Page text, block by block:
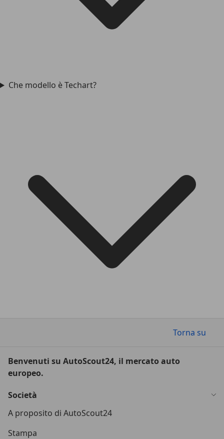
Che modello è Techart?
Torna su
Benvenuti su AutoScout24, il mercato auto
europeo.
Società
A proposito di AutoScout24
Stampa